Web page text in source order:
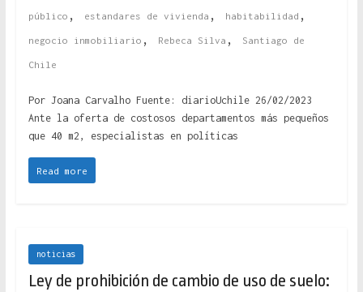
público , estandares de vivienda , habitabilidad ,
negocio inmobiliario , Rebeca Silva , Santiago de
Chile
Por Joana Carvalho Fuente: diarioUchile 26/02/2023
Ante la oferta de costosos departamentos más pequeños
que 40 m2, especialistas en políticas
Read more
noticias
Ley de prohibición de cambio de uso de suelo: